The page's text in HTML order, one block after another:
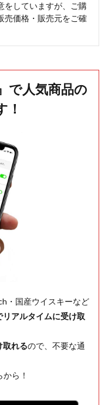
をしていますが、ご購
売価格・販売元をご確
で人気商品の
！
・国産ウイスキーなど
アルタイムに受け取
取れるので、不要な通
ら！